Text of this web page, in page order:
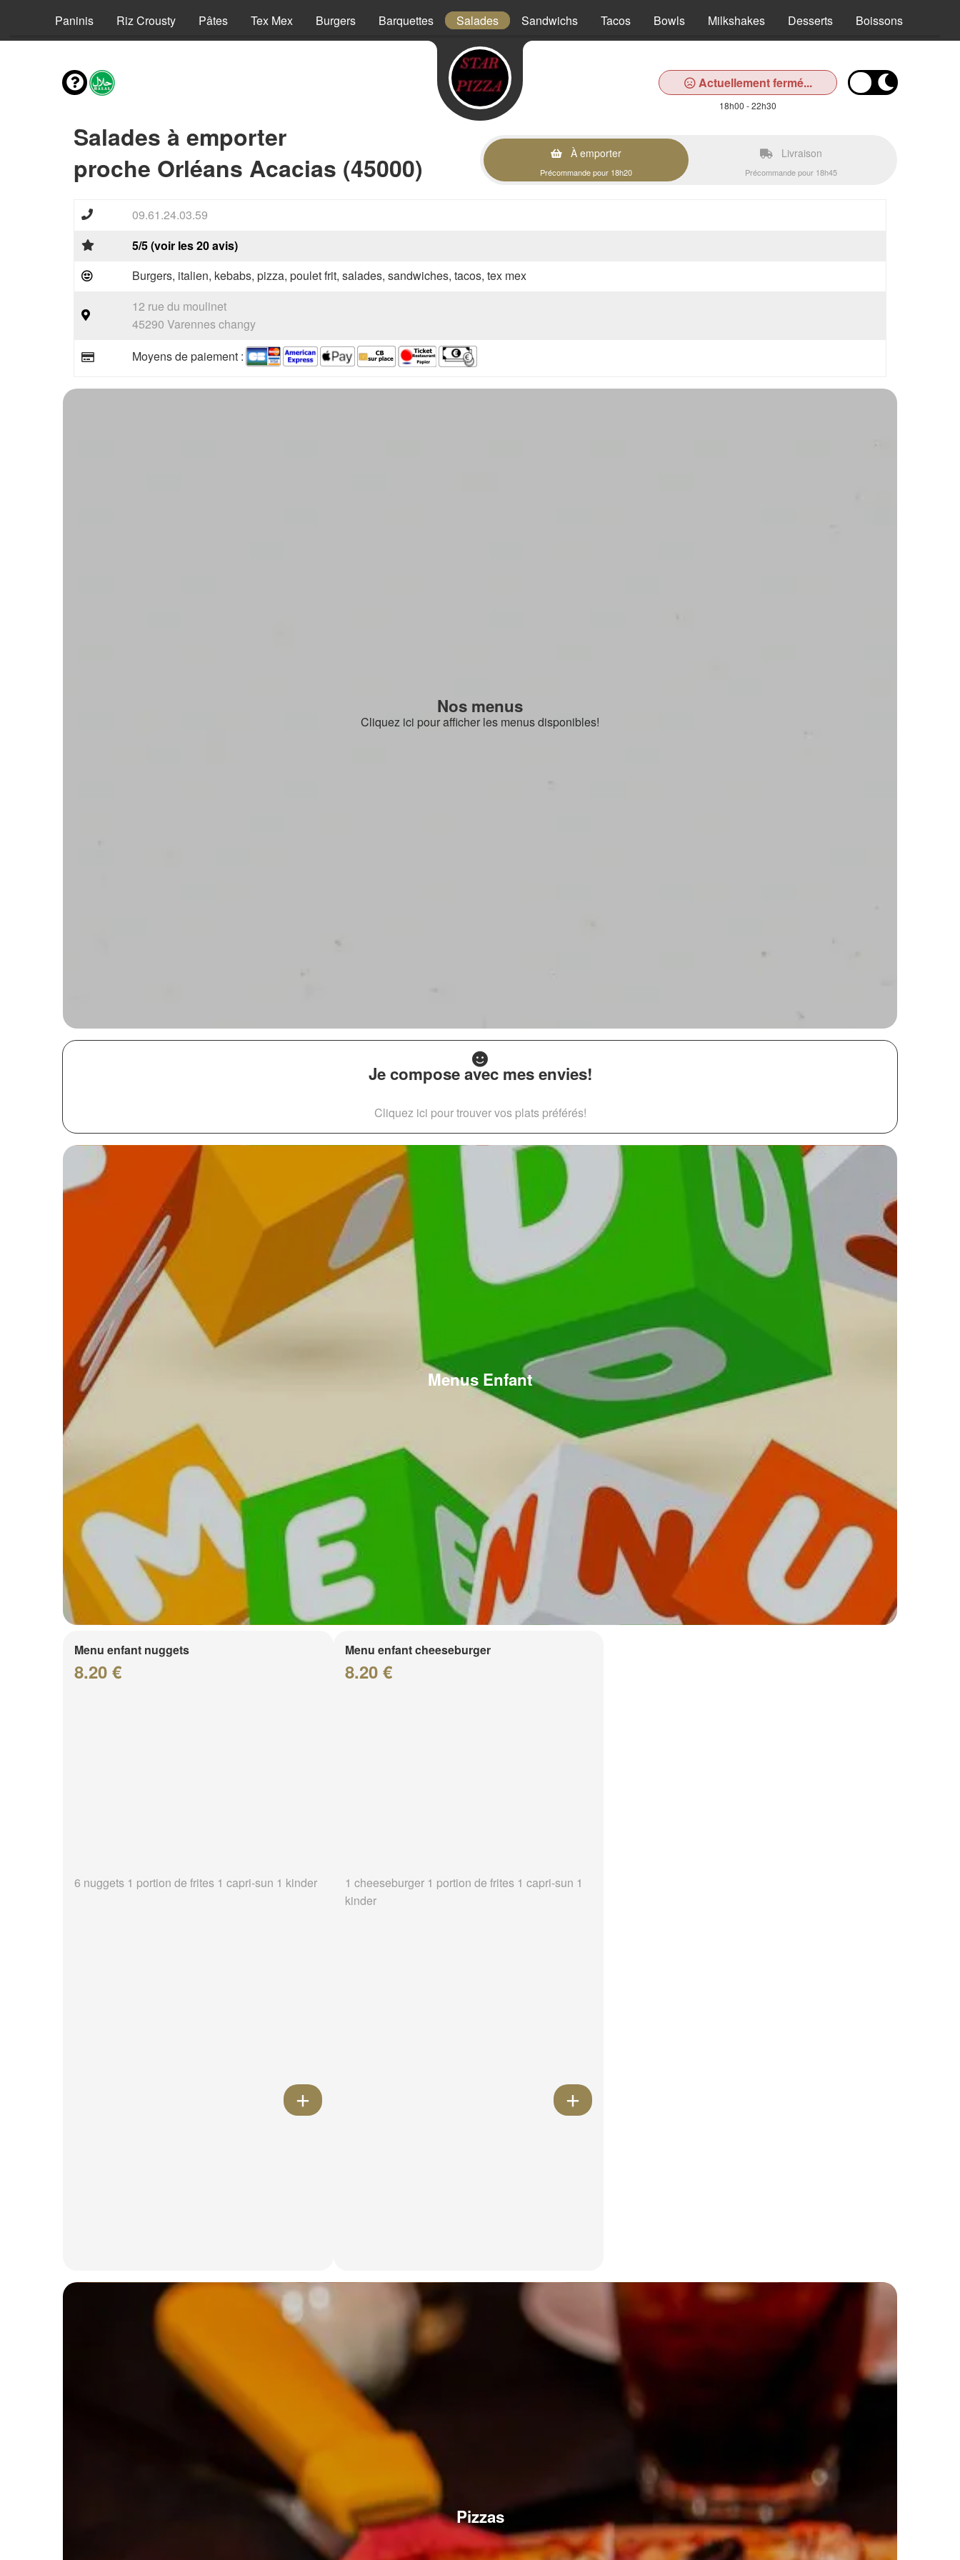
Paninis Riz Crousty Pâtes Tex Mex Burgers Barquettes Salades Sandwichs Tacos Bowls Milkshakes Desserts Boissons
Actuellement fermé...
18h00 - 22h30
Salades à emporter
proche Orléans Acacias (45000)
À emporter
Précommande pour 18h20
Livraison
Précommande pour 18h45
09.61.24.03.59
5/5 (voir les 20 avis)
Burgers, italien, kebabs, pizza, poulet frit, salades, sandwiches, tacos, tex mex
12 rue du moulinet
45290 Varennes changy
Moyens de paiement :
Nos menus
Cliquez ici pour afficher les menus disponibles!
Je compose avec mes envies!
Cliquez ici pour trouver vos plats préférés!
Menus Enfant
Menu enfant nuggets
8.20 €
6 nuggets 1 portion de frites 1 capri-sun 1 kinder
Menu enfant cheeseburger
8.20 €
1 cheeseburger 1 portion de frites 1 capri-sun 1
kinder
Pizzas